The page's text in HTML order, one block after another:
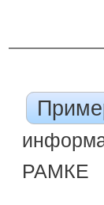
РАМКЕ